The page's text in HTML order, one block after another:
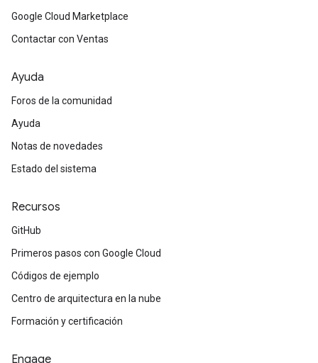
Google Cloud Marketplace
Contactar con Ventas
Ayuda
Foros de la comunidad
Ayuda
Notas de novedades
Estado del sistema
Recursos
GitHub
Primeros pasos con Google Cloud
Códigos de ejemplo
Centro de arquitectura en la nube
Formación y certificación
Engage